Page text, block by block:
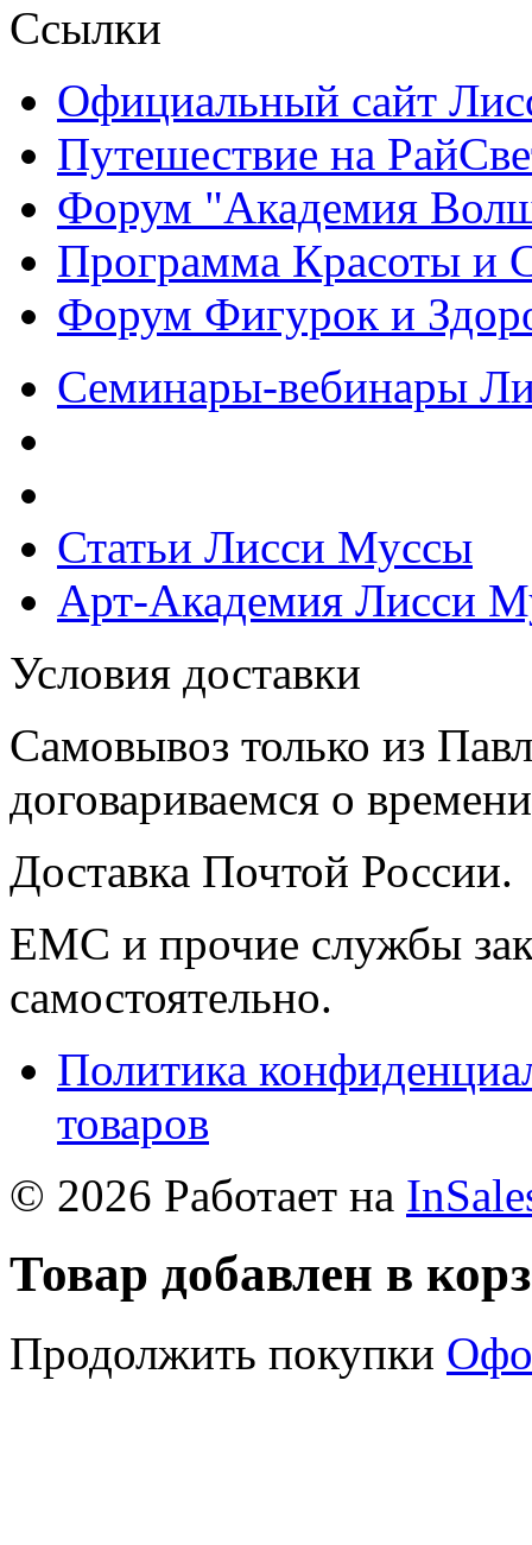
Ссылки
Официальный сайт
Путешествие на
Форум "Академия
Программа Красоты и
Форум Фигурок и
Семинары-вебинары
Статьи Лисси Муссы
Арт-Академия Лисси
Условия доставки
Самовывоз только из
договариваемся о
Доставка Почтой России.
ЕМС и прочие службы
самостоятельно.
Политика
товаров
© 2026 Работает на
Товар добавлен в
Продолжить покупки